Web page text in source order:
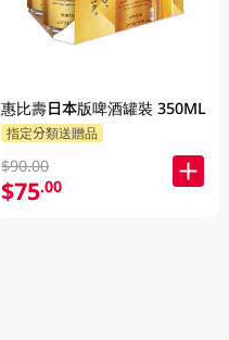
惠比壽日本版啤酒罐裝 350ML
指定分類送贈品
$90.00
$75.00